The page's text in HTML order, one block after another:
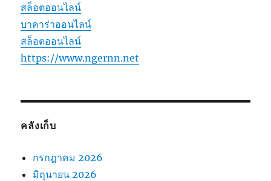
สล็อตออนไลน์
บาคาร่าออนไลน์
สล็อตออนไลน์
https://www.ngernn.net
คลังเก็บ
กรกฎาคม 2026
มิถุนายน 2026